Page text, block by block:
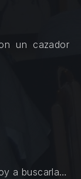
un cazador
a buscarla…